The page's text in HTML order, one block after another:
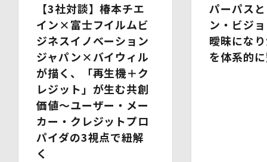
す。個人情報の取扱いを外部に委託する際は、十分な情報
管理水準を確保している委託先を選定するとともに、当該
委託先には必要かつ適切な監督を行います。
6.安全管理措置
当社は、個人情報保護法、個人情報保護方針及び本方針に
従って、個人データ（個人情報保護法第16条第３項により
定義された「個人データ」をいい、以下同様とします。）
を適切に取り扱い、正確かつ最新のものとするよう適切な
処置を講じます。
また、個人データの漏えい、滅失又は毀損の防止その他の
個人データの保護のため、個人データを適切かつ安全に管
理します。
【3社対談】椿本チエ
イン×富士フイルムビ
ジネスイノベーション
ジャパン×バイウィル
が描く、「再生機＋ク
レジット」が生む共創
価値～ユーザー・メー
カー・クレジットプロ
パイダの3視点で紐解
く
パーパス
ン・ビジ
曖昧にな
を体系的